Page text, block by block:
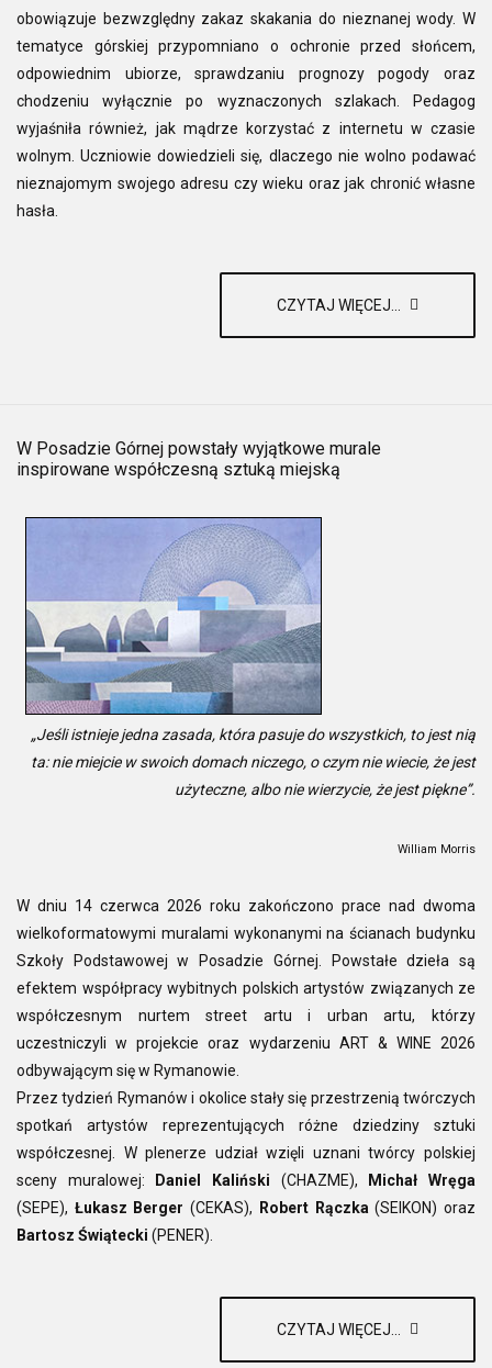
obowiązuje bezwzględny zakaz skakania do nieznanej wody. W
tematyce górskiej przypomniano o ochronie przed słońcem,
odpowiednim ubiorze, sprawdzaniu prognozy pogody oraz
chodzeniu wyłącznie po wyznaczonych szlakach. Pedagog
wyjaśniła również, jak mądrze korzystać z internetu w czasie
wolnym. Uczniowie dowiedzieli się, dlaczego nie wolno podawać
nieznajomym swojego adresu czy wieku oraz jak chronić własne
hasła.
CZYTAJ WIĘCEJ...
W Posadzie Górnej powstały wyjątkowe murale
inspirowane współczesną sztuką miejską
„Jeśli istnieje jedna zasada, która pasuje do wszystkich, to jest nią
ta: nie miejcie w swoich domach niczego, o czym nie wiecie, że jest
użyteczne, albo nie wierzycie, że jest piękne”.
William Morris
W dniu 14 czerwca 2026 roku zakończono prace nad dwoma
wielkoformatowymi muralami wykonanymi na ścianach budynku
Szkoły Podstawowej w Posadzie Górnej. Powstałe dzieła są
efektem współpracy wybitnych polskich artystów związanych ze
współczesnym nurtem street artu i urban artu, którzy
uczestniczyli w projekcie oraz wydarzeniu ART & WINE 2026
odbywającym się w Rymanowie.
Przez tydzień Rymanów i okolice stały się przestrzenią twórczych
spotkań artystów reprezentujących różne dziedziny sztuki
współczesnej. W plenerze udział wzięli uznani twórcy polskiej
sceny muralowej:
Daniel Kaliński (CHAZME),
Michał Wręga
(SEPE), Łukasz Berger (CEKAS), Robert Rączka(SEIKON) oraz
Bartosz Świątecki (PENER).
CZYTAJ WIĘCEJ...